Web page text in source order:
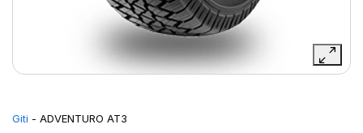
Giti - ADVENTURO AT3